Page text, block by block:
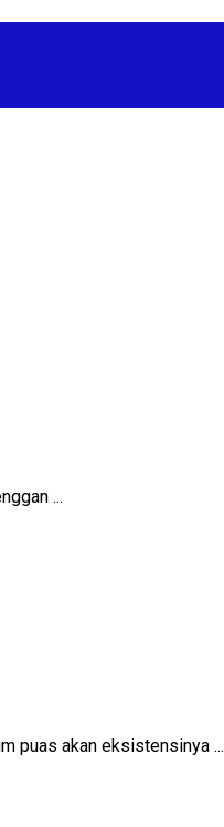
...
puas akan eksistensinya ...